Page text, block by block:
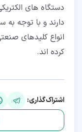
دستگاه های
دارند و با توجه به
انواع کلیدهای
کرده اند.
اشتراک‌گذاری: